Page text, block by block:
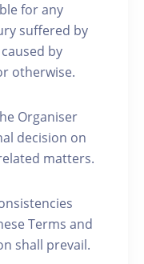
for any
suffered by
by
otherwise.
Organiser
decision on
matters.
Terms and
shall prevail.